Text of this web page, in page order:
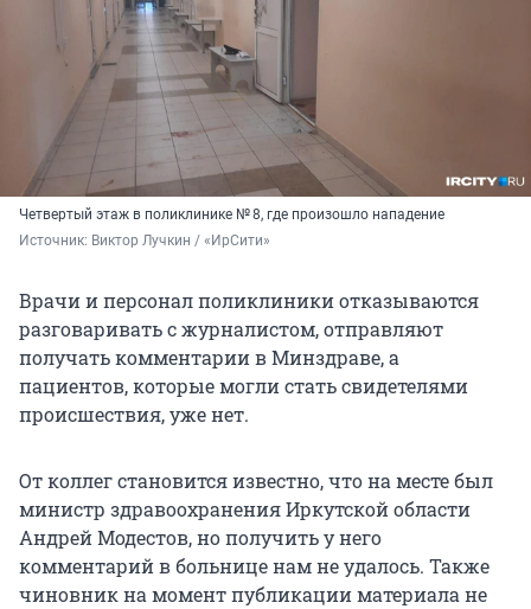
Четвертый этаж в поликлинике № 8, где произошло нападение
Источник: Виктор Лучкин / «ИрСити»
Врачи и персонал поликлиники отказываются
разговаривать с журналистом, отправляют
получать комментарии в Минздраве, а
пациентов, которые могли стать свидетелями
происшествия, уже нет.
От коллег становится известно, что на месте был
министр здравоохранения Иркутской области
Андрей Модестов, но получить у него
комментарий в больнице нам не удалось. Также
чиновник на момент публикации материала не